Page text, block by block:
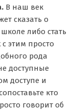
В наш век
сказать о
либо стать
этим просто
рода
доступные
доступе и
кто
говорит об